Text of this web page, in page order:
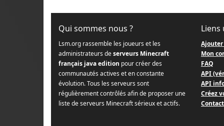
Qui sommes nous ?
Lsm.org rassemble les joueurs et les
administrateurs deserveurs Minecraft
français java edition pour créer des
communautés actives et en constante
évolution. Tous les serveurs sont
régulièrement contrôlés afin de proposer une
liste de serveurs Minecraft sérieux et actifs.
Liens
Mon
FAQ
API
API
Créez
Contact